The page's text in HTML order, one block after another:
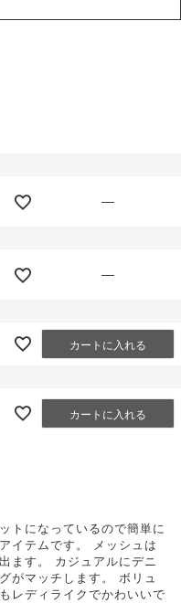
—
—
カートに入れる
カートに入れる
トになっているので簡単に
イテムです。 メッシュは
ます。 カジュアルにデニ
がマッチします。 ボリュ
レディライクでかわいいで